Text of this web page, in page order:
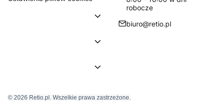
robocze
biuro@retio.pl
© 2026 Retio.pl. Wszelkie prawa zastrzeżone.